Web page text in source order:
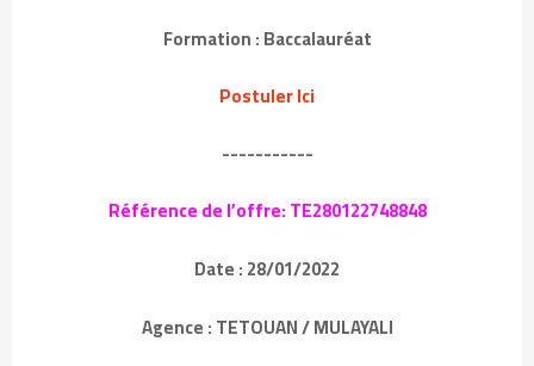
Formation : Baccalauréat
Postuler Ici
-----------
Référence de l’offre: TE280122748848
Date : 28/01/2022
Agence : TETOUAN / MULAYALI